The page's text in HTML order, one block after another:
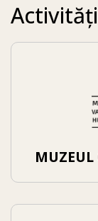
MUZEUL